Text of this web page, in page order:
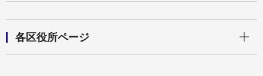
各区役所ページ